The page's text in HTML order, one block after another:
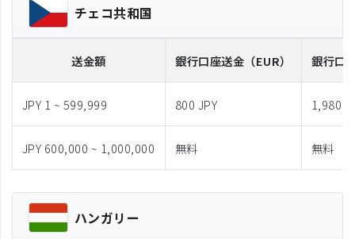
チェコ共和国
送金額 銀行口座送金 （EUR） 銀行口
JPY 1 ~ 599,999 800 JPY 1,980
JPY 600,000 ~ 1,000,000 無料 無料
ハンガリー